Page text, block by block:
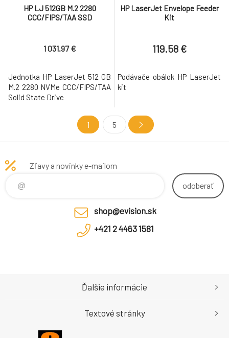
HP LJ 512GB M.2 2280
CCC/FIPS/TAA SSD
1 031.97 €
Jednotka HP LaserJet 512 GB
M.2 2280 NVMe CCC/FIPS/TAA
Solid State Drive
HP LaserJet Envelope Feeder
Kit
119.58 €
Podávače obálok HP LaserJet
kit
1 5
Zľavy a novinky e-mailom
odoberať
shop@evision.sk
+421 2 4463 1581
Ďalšie informácie
Textové stránky